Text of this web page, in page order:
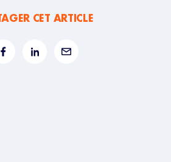
CET ARTICLE